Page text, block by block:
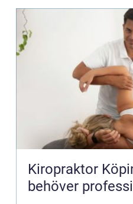
Kiropraktor
behöver